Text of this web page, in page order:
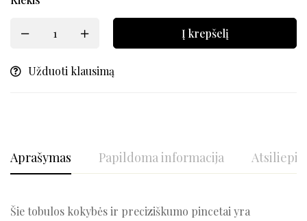
Į krepšelį
Užduoti klausimą
Aprašymas Papildoma informacija
Šie tobulos kokybės ir preciziškumo pincetai yra